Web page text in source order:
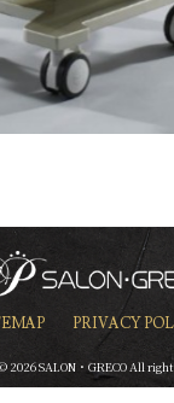
PRIVACY
2026 SALON・GRECO All